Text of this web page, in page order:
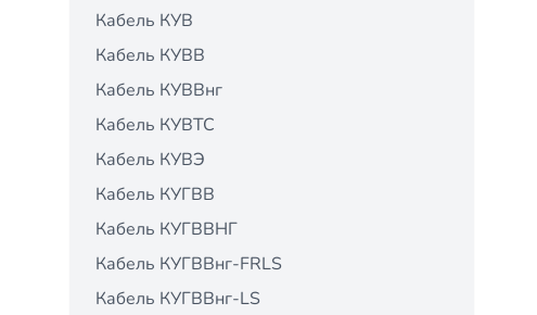
Кабель КУВ
Кабель КУВВ
Кабель КУВВнг
Кабель КУВТС
Кабель КУВЭ
Кабель КУГВВ
Кабель КУГВВНГ
Кабель КУГВВнг-FRLS
Кабель КУГВВнг-LS